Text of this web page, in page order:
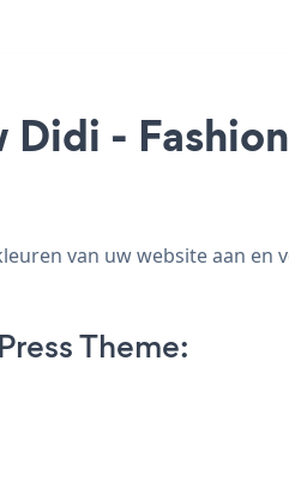
-
van uw website aan en
Theme: